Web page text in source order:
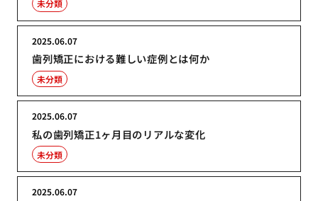
未分類
歯列矯正における難しい症例とは何か
2025.06.07
未分類
私の歯列矯正1ヶ月目のリアルな変化
2025.06.07
未分類
2025.06.07